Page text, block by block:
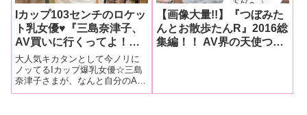
Iカップ103センチのロケッ
ト乳女優♥『三島奈津子、
AV買いに行くってよ！』
について行ってみた(^o^)!!
「現場でイキまくった作品
を見てると、思い出しオナ
ニーしちゃうんです♥」
大人気キカタンとして今ノリに
ノッてるIカップ爆乳女優☆三島
奈津子さまが、なんと自分のAV
を買いに行くと聞きつけ、デラ
【画像大量!!】『つぼみた
んとお散歩たんR』2016総
集編！！ AV界の天使つぼ